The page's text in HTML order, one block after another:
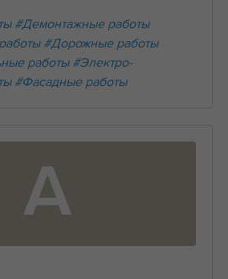
#Демонтажные работы
#Дорожные работы
работы #Электро-
#Фасадные работы
А